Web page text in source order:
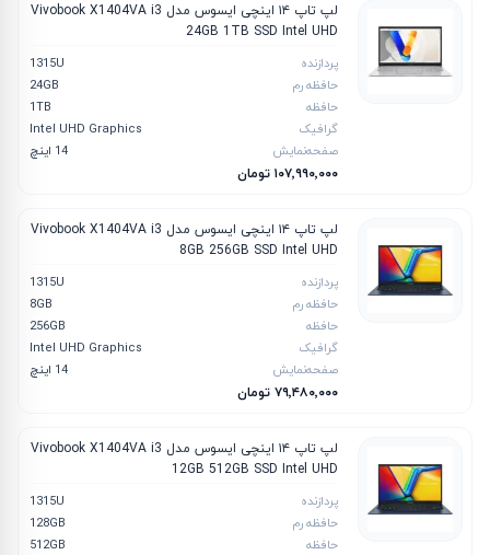
لپ تاپ ۱۴ اینچی ایسوس مدل Vivobook X1404VA i3
24GB 1TB SSD Intel UHD
پردازنده
1315U
حافظه رم
24GB
حافظه
1TB
گرافیک
Intel UHD Graphics
صفحه‌نمایش
14 اینچ
۱۰۷٬۹۹۰٬۰۰۰ تومان
لپ تاپ ۱۴ اینچی ایسوس مدل Vivobook X1404VA i3
8GB 256GB SSD Intel UHD
پردازنده
1315U
حافظه رم
8GB
حافظه
256GB
گرافیک
Intel UHD Graphics
صفحه‌نمایش
14 اینچ
۷۹٬۴۸۰٬۰۰۰ تومان
لپ تاپ ۱۴ اینچی ایسوس مدل Vivobook X1404VA i3
12GB 512GB SSD Intel UHD
پردازنده
1315U
حافظه رم
128GB
حافظه
512GB